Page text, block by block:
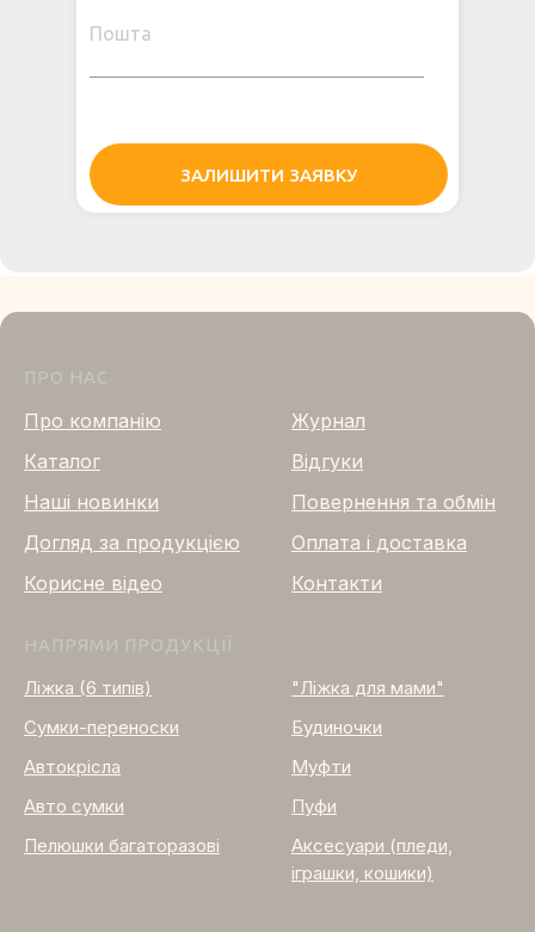
Пошта
ЗАЛИШИТИ ЗАЯВКУ
ПРО НАС
Про компанію
Каталог
Нашi новинки
Догляд за продукцією
Корисне відео
Журнал
Відгуки
Повернення та обмін
Оплата і доставка
Контакти
НАПРЯМИ ПРОДУКЦІЇ
Ліжка (6 типів)
Сумки-переноски
Автокрісла
Авто сумки
Пелюшки багаторазові
"Ліжка для мами"
Будиночки
Муфти
Пуфи
Аксесуари (пледи,
іграшки, кошики)